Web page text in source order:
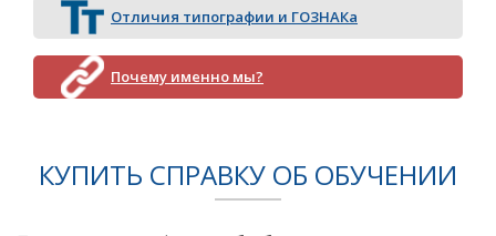
Отличия типографии и ГОЗНАКа
Почему именно мы?
КУПИТЬ СПРАВКУ ОБ ОБУЧЕНИИ